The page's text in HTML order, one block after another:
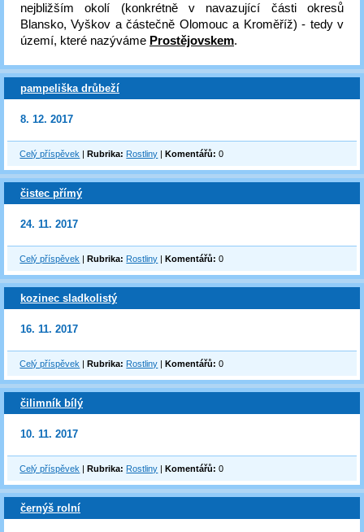
nejbližším okolí (konkrétně v navazující části okresů
Blansko, Vyškov a částečně Olomouc a Kroměříž) - tedy v
území, které nazýváme Prostějovskem.
pampeliška drůbeží
8. 12. 2017
Celý příspěvek |Rubrika: Rostliny |Komentářů: 0
čistec přímý
24. 11. 2017
Celý příspěvek |Rubrika: Rostliny |Komentářů: 0
kozinec sladkolistý
16. 11. 2017
Celý příspěvek |Rubrika: Rostliny |Komentářů: 0
čilimník bílý
10. 11. 2017
Celý příspěvek |Rubrika: Rostliny |Komentářů: 0
černýš rolní